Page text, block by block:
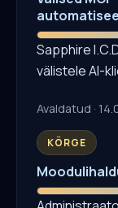
Sapphire
välistele AI-
Avaldatud ·
KÕRGE